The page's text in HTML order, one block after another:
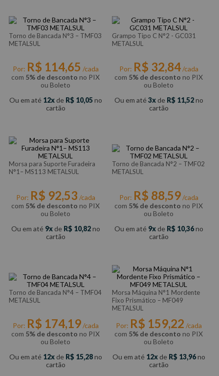
Torno de Bancada N°3 – TMF03
METALSUL
Por: R$ 114,65 /cada
com 5% de desconto no PIX
ou Boleto
Ou em até 12 de R$ 10,05no
cartão
Grampo Tipo C N°2 - GC031
METALSUL
Por: R$ 32,84/cada
com 5% de desconto no PIX
ou Boleto
Ou em até 3 de R$ 11,52no
cartão
Morsa para Suporte Furadeira
N°1– MS113 METALSUL
Por: R$ 92,53 /cada
com 5% de desconto no PIX
ou Boleto
Ou em até 9 de R$ 10,82no
cartão
Torno de Bancada N°2 – TMF02
METALSUL
Por: R$ 88,59/cada
com 5% de desconto no PIX
ou Boleto
Ou em até 9 de R$ 10,36no
cartão
Torno de Bancada N°4 – TMF04
METALSUL
Por: R$ 174,19/cada
com 5% de desconto no PIX
ou Boleto
Ou em até 12 de R$ 15,28no
cartão
Morsa Máquina N°1 Mordente
Fixo Prismático – MF049
METALSUL
Por: R$ 159,22 /cada
com 5% de desconto no PIX
ou Boleto
Ou em até 12 de R$ 13,96no
cartão